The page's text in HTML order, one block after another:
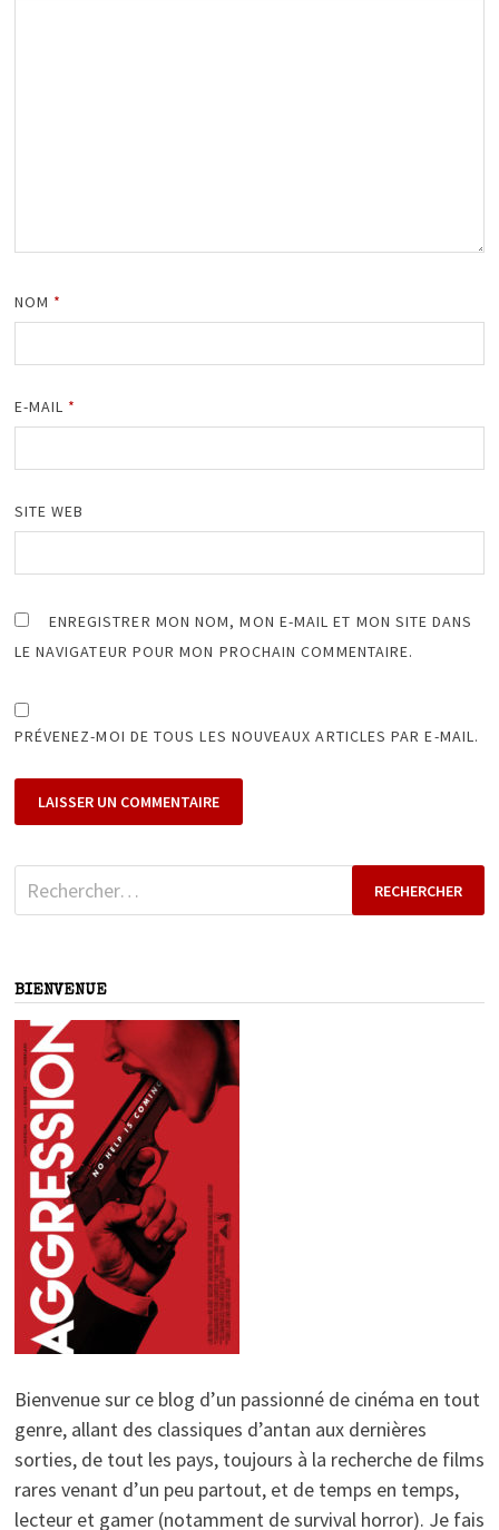
NOM *
E-MAIL *
SITE WEB
ENREGISTRER MON NOM, MON E-MAIL ET MON SITE DANS
LE NAVIGATEUR POUR MON PROCHAIN COMMENTAIRE.
PRÉVENEZ-MOI DE TOUS LES NOUVEAUX ARTICLES PAR E-MAIL.
Rechercher :
BIENVENUE
Bienvenue sur ce blog d’un passionné de cinéma en tout
genre, allant des classiques d’antan aux dernières
sorties, de tout les pays, toujours à la recherche de films
rares venant d’un peu partout, et de temps en temps,
lecteur et gamer (notamment de survival horror). Je fais